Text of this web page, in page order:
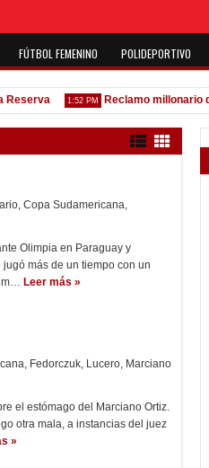
FÚTBOL FEMENINO POLIDEPORTIVO
1:52 PM Reclamo millonario de
, Copa Sudamericana,
Olimpia en Paraguay y
más de un tiempo con un
Leer más »
, Fedorczuk, Lucero, Marciano
el estómago del Marciano Ortiz.
otra mala, a instancias del juez
»